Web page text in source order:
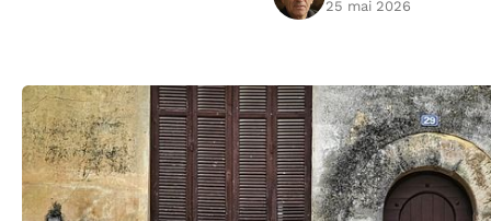
25 mai 2026